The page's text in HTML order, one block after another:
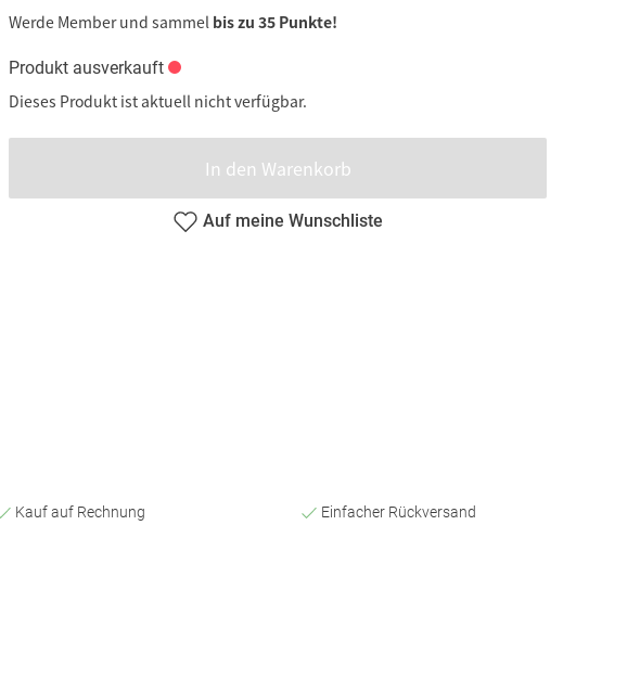
Werde Member und sammel bis zu 35 Punkte!
Produkt ausverkauft
Dieses Produkt ist aktuell nicht verfügbar.
In den Warenkorb
Auf meine Wunschliste
Kauf auf Rechnung Einfacher Rückversand